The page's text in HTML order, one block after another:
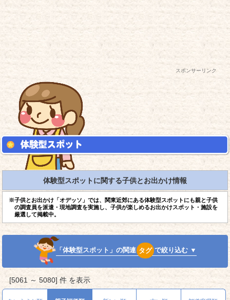
スポンサーリンク
体験型スポットに関する子供とお出かけ情報
※子供とお出かけ「オデッソ」では、関東近郊にある体験型スポットにも親と子供
の調査員を派遣・現地調査を実施し、子供が楽しめるお出かけスポット・施設を
厳選して掲載中。
「体験型スポット」の関連 タグ で絞り込む ▼
[5061 ～ 5080] 件 を表示